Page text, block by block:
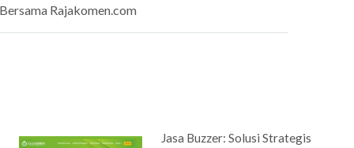
Rajakomen.com
Jasa Buzzer: Solusi Strategis